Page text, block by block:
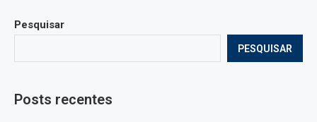
Pesquisar
PESQUISAR
Posts recentes